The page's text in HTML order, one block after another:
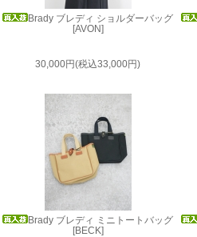
Brady ブレディ ショルダーバッグ
[AVON]
30,000円(税込33,000円)
Brady ブレディ ミニトートバッグ
[BECK]